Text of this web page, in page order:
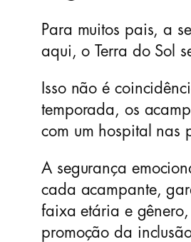
Para muitos pais, a
aqui, o Terra do Sol
Isso não é
temporada, os
com um hospital nas
A segurança
cada acampante,
faixa etária e
promoção da